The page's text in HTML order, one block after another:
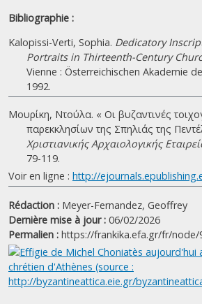
Bibliographie :
Kalopissi-Verti, Sophia. Dedicatory
Portraits in Thirteenth-Century
Vienne : Österreichischen Akademie
1992.
Μουρίκη, Ντούλα. « Οι βυζαντινές
παρεκκλησίων της Σπηλιάς της
Χριστιανικής Αρχαιολογικής
79-119.
Voir en ligne : http://
Rédaction : Meyer-Fernandez, Geoffrey
Dernière mise à jour : 06/02/2026
Permalien : https://frankika.efa.gr/fr/node/